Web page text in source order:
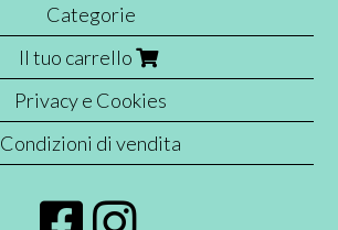
Categorie
Il tuo carrello
Privacy e Cookies
Condizioni di vendita